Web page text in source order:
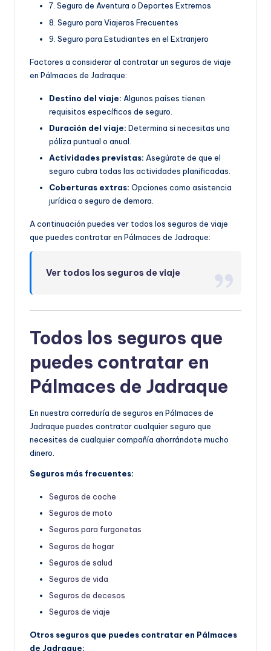
7. Seguro de Aventura o Deportes Extremos
8. Seguro para Viajeros Frecuentes
9. Seguro para Estudiantes en el Extranjero
Factores a considerar al contratar un seguros de viaje
en Pálmaces de Jadraque:
Destino del viaje: Algunos países tienen
requisitos específicos de seguro.
Duración del viaje: Determina si necesitas una
póliza puntual o anual.
Actividades previstas: Asegúrate de que el
seguro cubra todas las actividades planificadas.
Coberturas extras: Opciones como asistencia
jurídica o seguro de demora.
A continuación puedes ver todos los seguros de viaje
que puedes contratar en Pálmaces de Jadraque:
Ver todos los seguros de viaje
Todos los seguros que
puedes contratar en
Pálmaces de Jadraque
En nuestra correduría de seguros en Pálmaces de
Jadraque puedes contratar cualquier seguro que
necesites de cualquier compañía ahorrándote mucho
dinero.
Seguros más frecuentes:
Seguros de coche
Seguros de moto
Seguros para furgonetas
Seguros de hogar
Seguros de salud
Seguros de vida
Seguros de decesos
Seguros de viaje
Otros seguros que puedes contratar en Pálmaces
de Jadraque: